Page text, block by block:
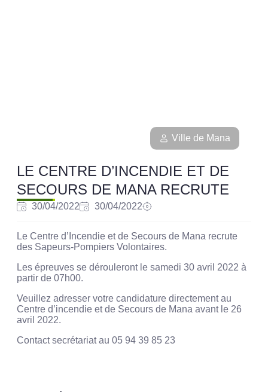
Ville de Mana
LE CENTRE D’INCENDIE ET DE
SECOURS DE MANA RECRUTE
30/04/2022 30/04/2022
Le Centre d’Incendie et de Secours de Mana recrute
des Sapeurs-Pompiers Volontaires.
Les épreuves se dérouleront le samedi 30 avril 2022 à
partir de 07h00.
Veuillez adresser votre candidature directement au
Centre d’incendie et de Secours de Mana avant le 26
avril 2022.
Contact secrétariat au 05 94 39 85 23